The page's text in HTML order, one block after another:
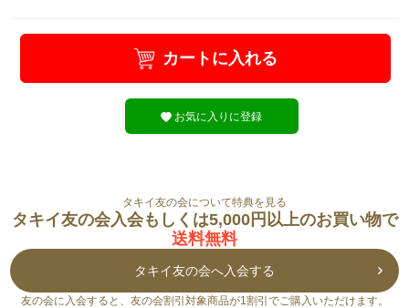
カートに入れる
お気に入りに登録
タキイ友の会について特典を見る
タキイ友の会入会もしくは5,000円以上のお買い物で
送料無料
タキイ友の会へ入会する
友の会に入会すると、友の会割引対象商品が1割引でご購入いただけます。